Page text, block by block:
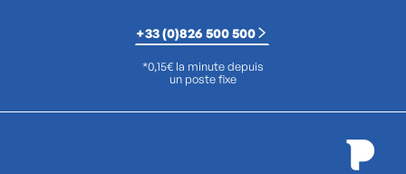
+33 (0)826 500 500
*0,15€ la minute depuis
un poste fixe